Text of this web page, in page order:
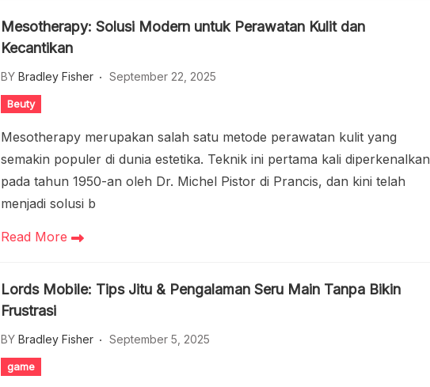
Mesotherapy: Solusi Modern untuk Perawatan Kulit dan
Kecantikan
BY Bradley Fisher September 22, 2025
Beuty
Mesotherapy merupakan salah satu metode perawatan kulit yang
semakin populer di dunia estetika. Teknik ini pertama kali diperkenalkan
pada tahun 1950-an oleh Dr. Michel Pistor di Prancis, dan kini telah
menjadi solusi b
Read More
Lords Mobile: Tips Jitu & Pengalaman Seru Main Tanpa Bikin
Frustrasi
BY Bradley Fisher September 5, 2025
game